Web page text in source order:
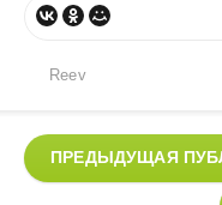
Reev
ПРЕДЫДУЩАЯ